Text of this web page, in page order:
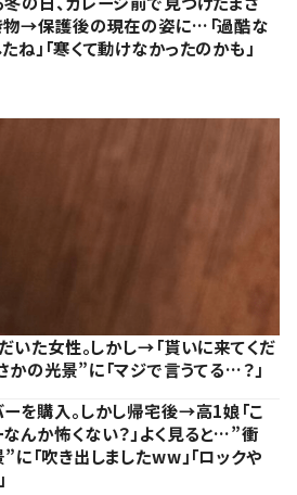
物→保護後の現在の姿に…「過酷な
ね」「寒くて動けなかったのかも」
いた女性。しかし→「貰いに来てくだ
かの光景”に「マジで言うてる…？」
を購入。しかし帰宅後→高1娘「こ
んか怖くない？」よく見ると…”衝
に「吹き出しましたww」「ロックや